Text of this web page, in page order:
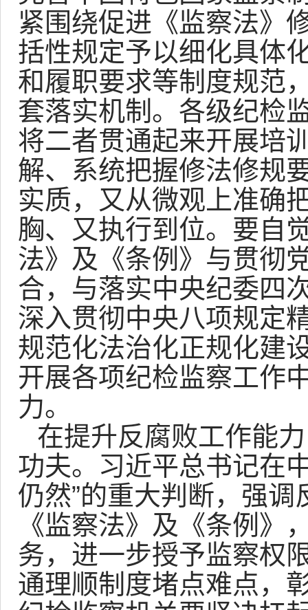
紧围绕促进《监察法》
括性规定予以细化具体
和履职要求等制度规范
套落实机制。各级纪检
将二者贯通起来开展培
解、系统把握修法修规
实质，又从微观上准确
胸、又执行到位。要自
法》及《条例》与贯彻
合，与落实中央纪委四
深入贯彻中央八项规定
规范化法治化正规化建
开展各项纪检监察工作
力。
在提升反腐败工作能
功夫。习近平总书记在
仍然”的重大判断，强
《监察法》及《条例》
务，进一步授予监察权
通理顺制度堵点难点，